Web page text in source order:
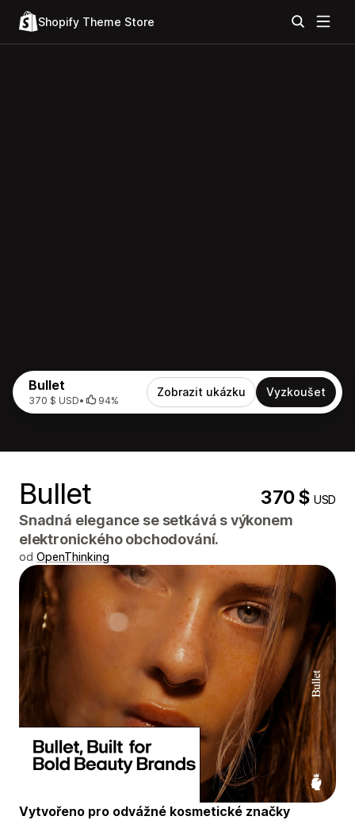
Shopify Theme Store
Bullet
370 $ USD• 94%
Zobrazit ukázku Vyzkoušet
Bullet 370 $USD
Snadná elegance se setkává s výkonem
elektronického obchodování.
od OpenThinking
Vytvořeno pro odvážné kosmetické značky